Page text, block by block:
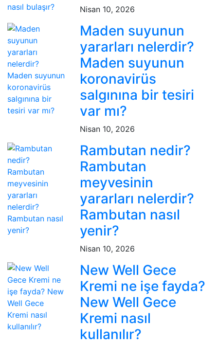
Nisan 10, 2026
Maden suyunun
yararları nelerdir?
Maden suyunun
koronavirüs
salgınına bir tesiri
var mı?
Nisan 10, 2026
Rambutan nedir?
Rambutan
meyvesinin
yararları nelerdir?
Rambutan nasıl
yenir?
Nisan 10, 2026
New Well Gece
Kremi ne işe fayda?
New Well Gece
Kremi nasıl
kullanılır?